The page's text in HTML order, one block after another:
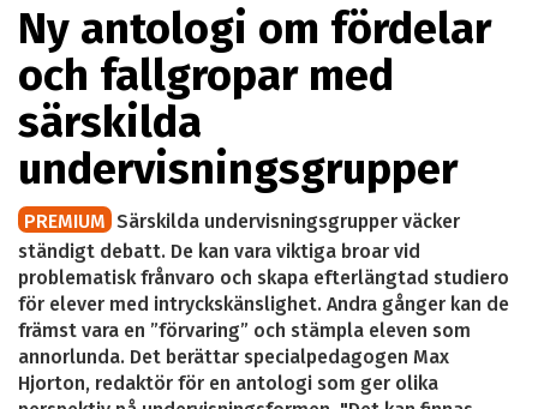
Ny antologi om fördelar
och fallgropar med
särskilda
undervisningsgrupper
PREMIUM Särskilda undervisningsgrupper väcker
ständigt debatt. De kan vara viktiga broar vid
problematisk frånvaro och skapa efterlängtad studiero
för elever med intryckskänslighet. Andra gånger kan de
främst vara en ”förvaring” och stämpla eleven som
annorlunda. Det berättar specialpedagogen Max
Hjorton, redaktör för en antologi som ger olika